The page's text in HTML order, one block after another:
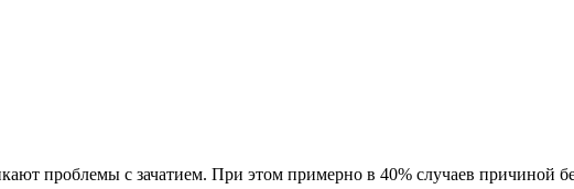
проблемы с зачатием. При этом примерно в 40% случаев причиной